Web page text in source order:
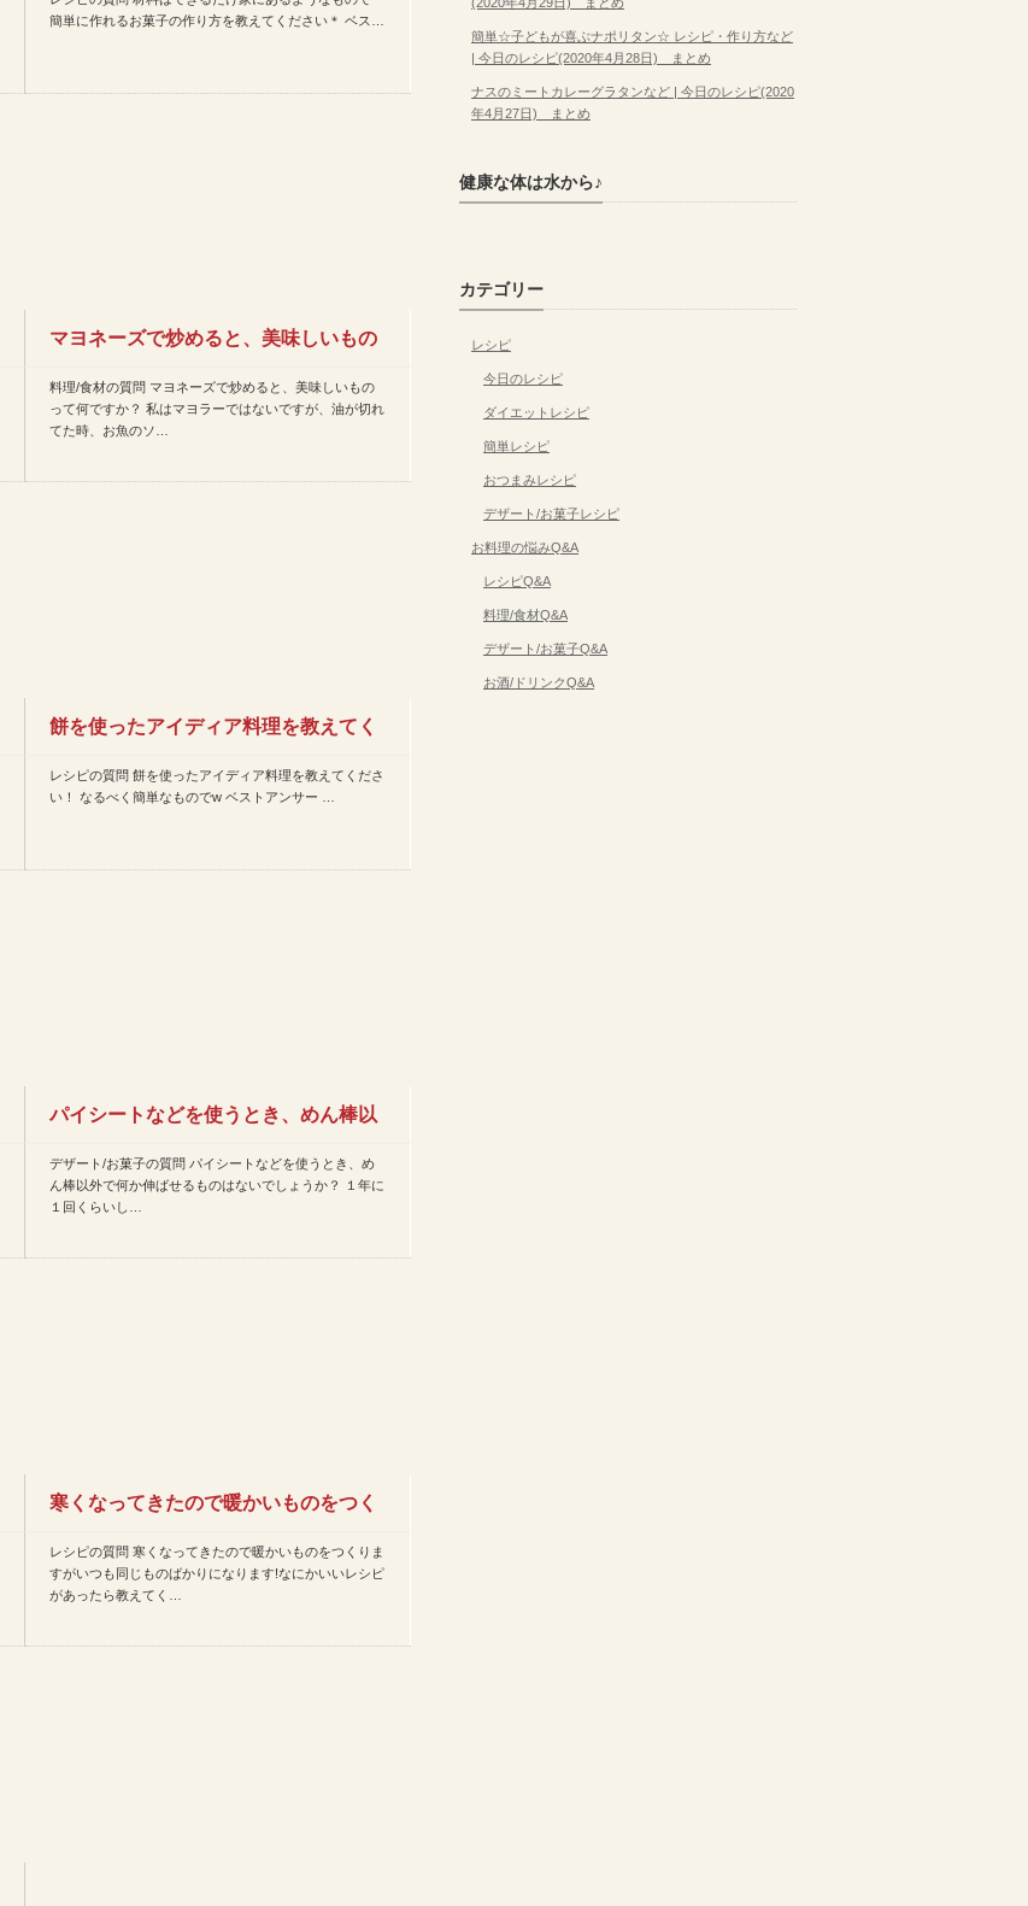
で 簡単に作れるお菓子の作…
簡単に作れるお菓子の作り方を教えてください＊ ベス…
マヨネーズで炒めると、美味しいもの
って何ですか？ 私はマヨラ…
料理/食材の質問 マヨネーズで炒めると、美味しいもの
って何ですか？ 私はマヨラーではないですが、油が切れ
てた時、お魚のソ…
餅を使ったアイディア料理を教えてく
ださい！ なるべく簡単なも…
レシピの質問 餅を使ったアイディア料理を教えてくださ
い！ なるべく簡単なものでw ベストアンサー …
パイシートなどを使うとき、めん棒以
外で何か伸ばせるものはない…
デザート/お菓子の質問 パイシートなどを使うとき、め
ん棒以外で何か伸ばせるものはないでしょうか？ １年に
１回くらいし…
寒くなってきたので暖かいものをつく
りますがいつも同じものばか…
レシピの質問 寒くなってきたので暖かいものをつくりま
すがいつも同じものばかりになります!なにかいいレシピ
があったら教えてく…
簡単☆子どもが喜ぶナポリタン☆ レシピ・作り方など
| 今日のレシピ(2020年4月28日) まとめ
ナスのミートカレーグラタンなど | 今日のレシピ(2020
年4月27日) まとめ
健康な体は水から♪
カテゴリー
レシピ
今日のレシピ
ダイエットレシピ
簡単レシピ
おつまみレシピ
デザート/お菓子レシピ
お料理の悩みQ&A
レシピQ&A
料理/食材Q&A
デザート/お菓子Q&A
お酒/ドリンクQ&A